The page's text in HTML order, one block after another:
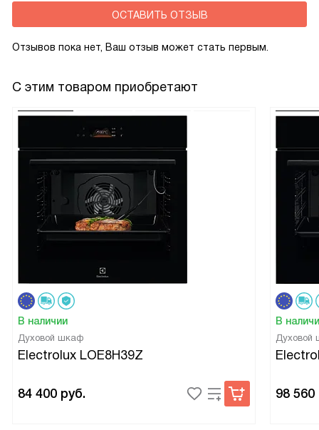
ОСТАВИТЬ ОТЗЫВ
Отзывов пока нет, Ваш отзыв может стать первым.
С этим товаром приобретают
В наличии
Духовой шкаф
Electrolux LOE8H39Z
84 400 руб.
В
Духовой
98 560